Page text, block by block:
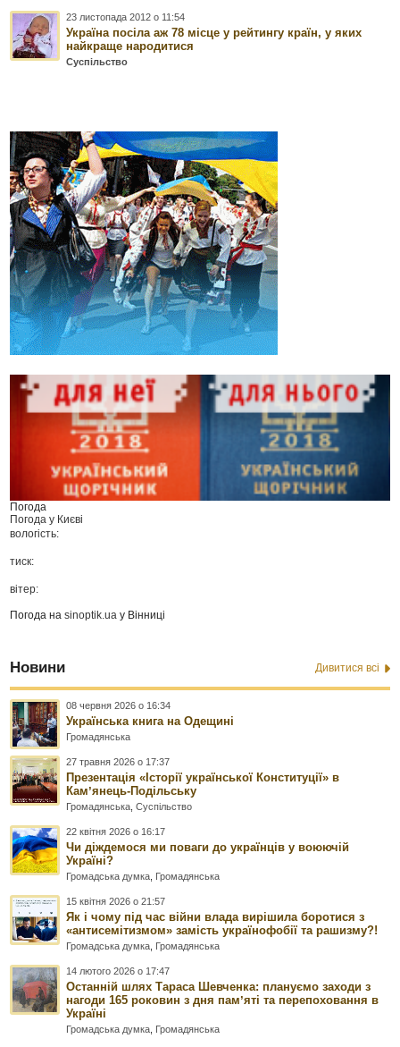
23 листопада 2012 о 11:54
Україна посіла аж 78 місце у рейтингу країн, у яких
найкраще народитися
Суспільство
Погода
Погода у Києві
вологість:
тиск:
вітер:
Погода наsinoptik.ua у Вінниці
Новини Дивитися всі
08 червня 2026 о 16:34
Українська книга на Одещині
Громадянська
27 травня 2026 о 17:37
Презентація «Історії української Конституції» в
Камʼянець-Подільську
Громадянська ,Суспільство
22 квітня 2026 о 16:17
Чи діждемося ми поваги до українців у воюючій
Україні?
Громадська думка Громадянська
15 квітня 2026 о 21:57
Як і чому під час війни влада вирішила боротися з
«антисемітизмом» замість українофобії та рашизму?!
Громадська думка Громадянська
14 лютого 2026 о 17:47
Останній шлях Тараса Шевченка: плануємо заходи з
нагоди 165 роковин з дня памʼяті та перепоховання в
Україні
Громадська думка Громадянська